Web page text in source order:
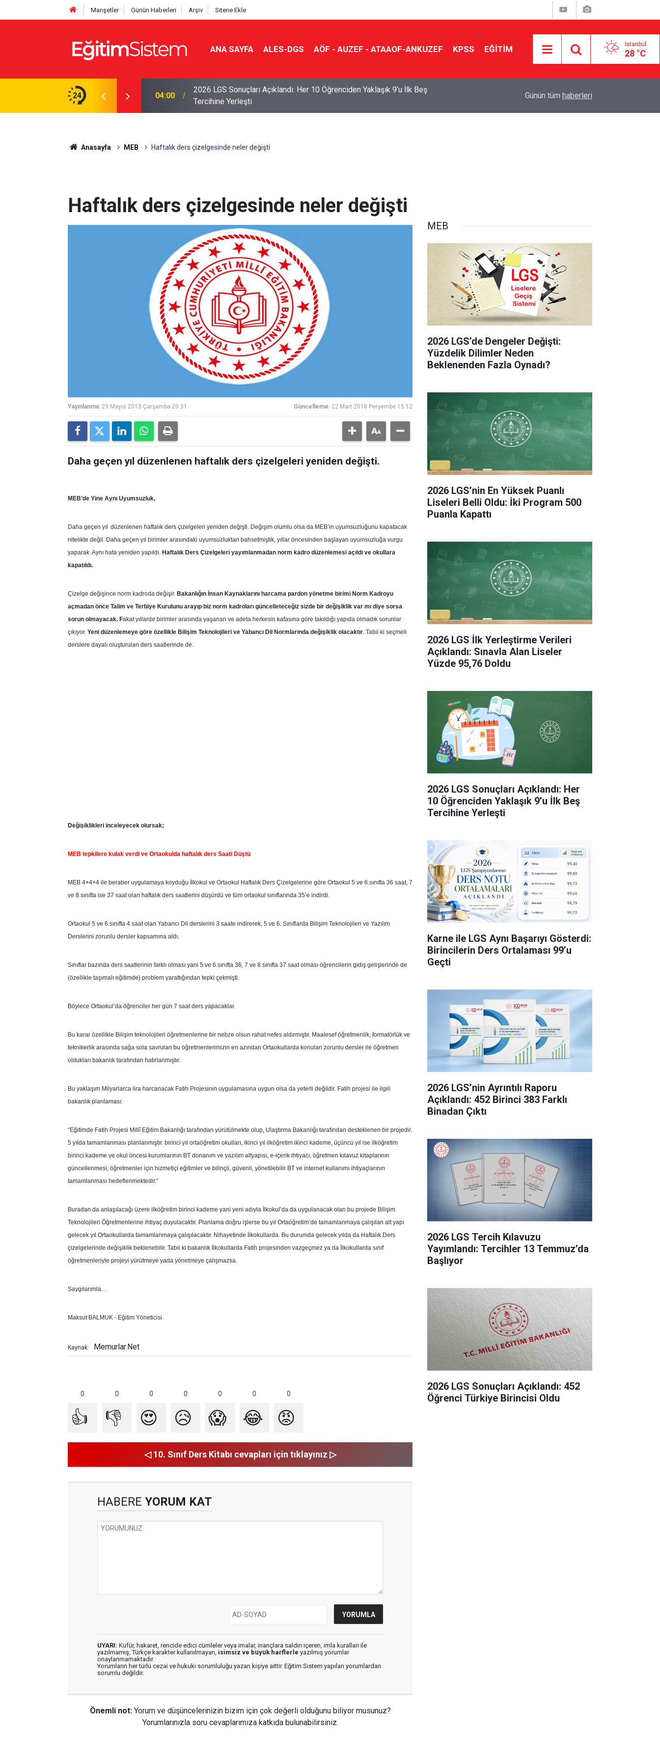
Manşetler Günün Haberleri Arşiv Sitene Ekle
ANA SAYFA ALES-DGS AÖF - AUZEF - ATAAOF-ANKUZEF KPSS EĞİTİM İstanbul
28 °C
24
Sınavla Alan Liseler Yüzde 95,76
04:00
2026 LGS Sonuçları Açıklandı: Her 10 Öğrenciden Yaklaşık 9’u İlk Beş
Tercihine Yerleşti
Yönlendiriyor?
Günün tüm haberleri
Anasayfa MEB Haftalık ders çizelgesinde neler değişti
Haftalık ders çizelgesinde neler değişti
Yayınlanma: 29 Mayıs 2013 Çarşamba 20:31 Güncelleme: 22 Mart 2018 Perşembe 15:12
Daha geçen yıl düzenlenen haftalık ders çizelgeleri yeniden değişti.
MEB’de Yine Aynı Uyumsuzluk,
Daha geçen yıl düzenlenen haftalık ders çizelgeleri yeniden değişti. Değişim olumlu olsa da MEB’in uyumsuzluğunu kapatacak
nitelikte değil. Daha geçen yıl birimler arasındaki uyumsuzluktan bahsetmiştik, yıllar öncesinden başlayan uyumsuzluğa vurgu
yaparak. Aynı hata yeniden yapıldı. Haftalık Ders Çizelgeleri yayımlanmadan norm kadro düzenlemesi açıldı ve okullara
kapatıldı.
Çizelge değişince norm kadroda değişir. Bakanlığın İnsan Kaynaklarını harcama pardon yönetme birimi Norm Kadroyu
açmadan önce Talim ve Terbiye Kurulunu arayıp biz norm kadroları güncelleteceğiz sizde bir değişiklik var mı diye sorsa
sorun olmayacak. Fakat yıllardır birimler arasında yaşanan ve adeta herkesin kafasına göre takıldığı yapıda olmadık sorunlar
çıkıyor. Yeni düzenlemeye göre özellikle Bilişim Teknolojileri ve Yabancı Dil Normlarında değişiklik olacaktır. Tabii ki seçmeli
derslere dayalı oluşturulan ders saatlerinde de.
Değişiklikleri inceleyecek olursak;
MEB tepkilere kulak verdi ve Ortaokulda haftalık ders Saati Düştü
MEB 4+4+4 ile beraber uygulamaya koyduğu İlkokul ve Ortaokul Haftalık Ders Çizelgelerine göre Ortaokul 5 ve 6.sınıfta 36 saat, 7
ve 8.sınıfta ise 37 saat olan haftalık ders saatlerini düşürdü ve tüm ortaokul sınıflarında 35’e indirdi.
Ortaokul 5 ve 6.sınıfta 4 saat olan Yabancı Dil derslerini 3 saate indirerek, 5 ve 6. Sınıflarda Bilişim Teknolojileri ve Yazılım
Derslerini zorunlu dersler kapsamına aldı.
Sınıflar bazında ders saatlerinin farklı olması yani 5 ve 6.sınıfta 36, 7 ve 8.sınıfta 37 saat olması öğrencilerin gidiş gelişlerinde de
(özellikle taşımalı eğitimde) problem yarattığından tepki çekmişti.
Böylece Ortaokul’da öğrenciler her gün 7 saat ders yapacaklar.
Bu karar özellikle Bilişim teknolojileri öğretmenlerine bir nebze olsun rahat nefes aldırmıştır. Maalesef öğretmenlik, formatörlük ve
teknikerlik arasında sağa sola savrulan bu öğretmenlerimizin en azından Ortaokullarda konulan zorunlu dersler ile öğretmen
oldukları bakanlık tarafından hatırlanmıştır.
Bu yaklaşım Milyarlarca lira harcanacak Fatih Projesinin uygulamasına uygun olsa da yeterli değildir. Fatih projesi ile ilgili
bakanlık planlaması:
“Eğitimde Fatih Projesi Millî Eğitim Bakanlığı tarafından yürütülmekte olup, Ulaştırma Bakanlığı tarafından desteklenen bir projedir.
5 yılda tamamlanması planlanmıştır. birinci yıl ortaöğretim okulları, ikinci yıl ilköğretim ikinci kademe, üçüncü yıl ise ilköğretim
birinci kademe ve okul öncesi kurumlarının BT donanım ve yazılım altyapısı, e-içerik ihtiyacı, öğretmen kılavuz kitaplarının
güncellenmesi, öğretmenler için hizmetiçi eğitimler ve bilinçli, güvenli, yönetilebilir BT ve internet kullanımı ihtiyaçlarının
tamamlanması hedeflenmektedir.”
Buradan da anlaşılacağı üzere ilköğretim birinci kademe yani yeni adıyla İlkokul’da da uygulanacak olan bu projede Bilişim
Teknolojileri Öğretmenlerine ihtiyaç duyulacaktır. Planlama doğru işlerse bu yıl Ortaöğretim’de tamamlanmaya çalışılan alt yapı
gelecek yıl Ortaokullarda tamamlanmaya çalışılacaktır. Nihayetinde İlkokullarda. Bu durumda gelecek yılda da Haftalık Ders
çizelgelerinde değişiklik beklenebilir. Tabii ki bakanlık İlkokullarda Fatih projesinden vazgeçmez ya da İlkokullarda sınıf
öğretmenleriyle projeyi yürütmeye yada yönetmeye çalışmazsa.
Saygılarımla…
Maksut BALMUK - Eğitim Yöneticisi
Kaynak: Memurlar.Net
0 0 0 0 0 0 0
👍 👎 😍 😥 😱 😂 😡
◁ 10. Sınıf Ders Kitabı cevapları için tıklayınız ▷
HABERE YORUM KAT
UYARI: Küfür, hakaret, rencide edici cümleler veya imalar, inançlara saldırı içeren, imla kuralları ile
yazılmamış, Türkçe karakter kullanılmayan, isimsiz ve büyük harflerle yazılmış yorumlar
onaylanmamaktadır.
Yorumların her türlü cezai ve hukuki sorumluluğu yazan kişiye aittir. Eğitim Sistem yapılan yorumlardan
sorumlu değildir.
Önemli not: Yorum ve düşüncelerinizin bizim için çok değerli olduğunu biliyor musunuz?
Yorumlarınızla soru cevaplarımıza katkıda bulunabilirsiniz.
MEB
2026 LGS’de Dengeler Değişti:
Yüzdelik Dilimler Neden
Beklenenden Fazla Oynadı?
2026 LGS’nin En Yüksek Puanlı
Liseleri Belli Oldu: İki Program 500
Puanla Kapattı
2026 LGS İlk Yerleştirme Verileri
Açıklandı: Sınavla Alan Liseler
Yüzde 95,76 Doldu
2026 LGS Sonuçları Açıklandı: Her
10 Öğrenciden Yaklaşık 9’u İlk Beş
Tercihine Yerleşti
Karne ile LGS Aynı Başarıyı Gösterdi:
Birincilerin Ders Ortalaması 99’u
Geçti
2026 LGS’nin Ayrıntılı Raporu
Açıklandı: 452 Birinci 383 Farklı
Binadan Çıktı
2026 LGS Tercih Kılavuzu
Yayımlandı: Tercihler 13 Temmuz’da
Başlıyor
2026 LGS Sonuçları Açıklandı: 452
Öğrenci Türkiye Birincisi Oldu